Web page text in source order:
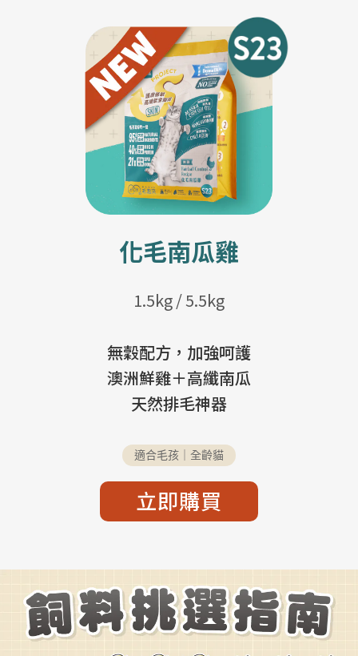
化毛南瓜雞
1.5kg / 5.5kg
無穀配方，加強呵護
澳洲鮮雞＋高纖南瓜
天然排毛神器
適合毛孩｜全齡貓
立即購買